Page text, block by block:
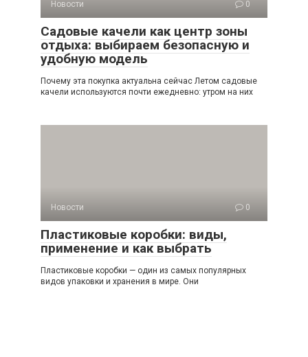
Новости 0
Садовые качели как центр зоны
отдыха: выбираем безопасную и
удобную модель
Почему эта покупка актуальна сейчас Летом садовые
качели используются почти ежедневно: утром на них
Новости 0
Пластиковые коробки: виды,
применение и как выбрать
Пластиковые коробки — один из самых популярных
видов упаковки и хранения в мире. Они